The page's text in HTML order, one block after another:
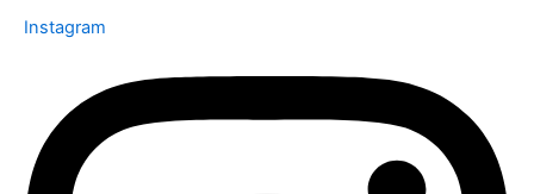
Instagram